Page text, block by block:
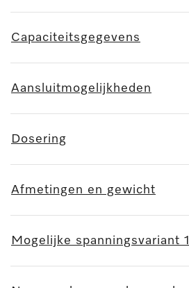
Capaciteitsgegevens
Aansluitmogelijkheden
Dosering
Afmetingen en gewicht
Mogelijke spanningsvariant 1